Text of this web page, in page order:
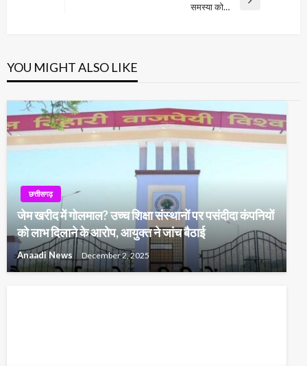
समस्या को…
YOU MIGHT ALSO LIKE
छत्तीसगढ़
जेम खरीद में गोलमाल? उच्च शिक्षा संस्थानों पर पसंदीदा कंपनियों
को लाभ दिलाने के आरोप, आयुक्त ने जांच बैठाई
Anaadi News December 2, 2025